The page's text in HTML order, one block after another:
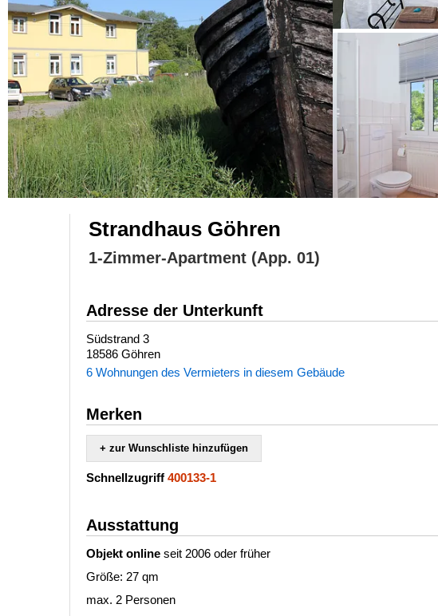
Strandhaus Göhren
1-Zimmer-Apartment (App. 01)
Adresse der Unterkunft
Südstrand 3
18586 Göhren
6 Wohnungen des Vermieters in diesem Gebäude
Merken
+ zur Wunschliste hinzufügen
Schnellzugriff 400133-1
Ausstattung
Objekt online seit 2006 oder früher
Größe: 27 qm
max. 2 Personen